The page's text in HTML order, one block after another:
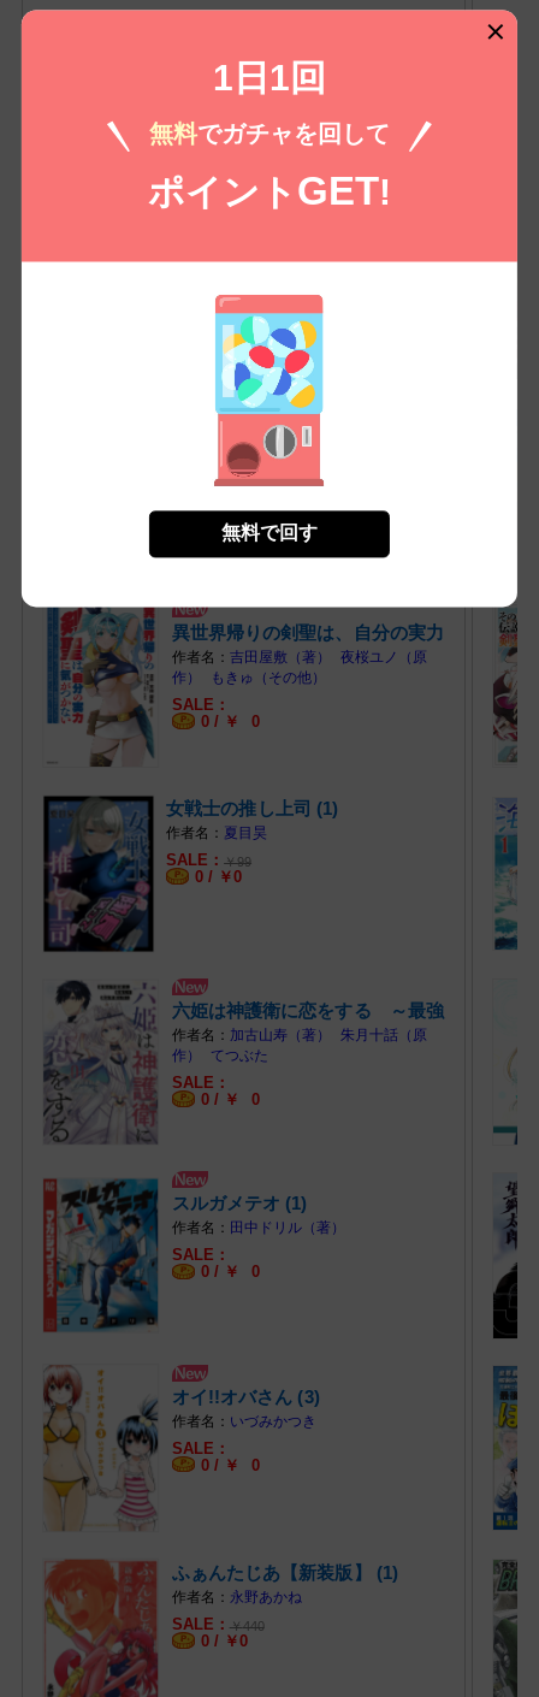
が１００… (1)石後千鳥（著）
りいちゅ（その他）
レビュー：4.4 3件
の回復術… (2)
￥ 0
かわいい後輩に言わされたい (2)
川村拓
0 /￥ 0
異世界帰りの剣聖は、自分の実力
に気がつ… (1)
吉田屋敷（著）
夜桜ユノ（原
作）
もきゅ（その他）
0 / ￥ 0
女戦士の推し上司 (1)
夏目昊
￥99
0 / ￥0
六姫は神護衛に恋をする ～最強
の守護騎… (1)
加古山寿（著）
朱月十話（原
作）
てつぶた
0 / ￥ 0
スルガメテオ (1)
田中ドリル（著）
0 / ￥ 0
オイ!!オバさん (3)
いづみかつき
0 / ￥ 0
ふぁんたじあ【新装版】 (1)
永野あかね
￥440
0 / ￥0
1日1回
無料でガチャを回して
ポイント GET!
無料で回す